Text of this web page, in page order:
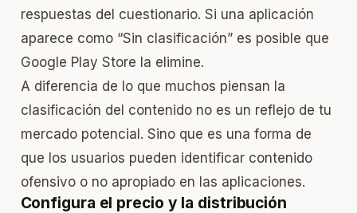
respuestas del cuestionario. Si una aplicación
aparece como “Sin clasificación” es posible que
Google Play Store la elimine.
A diferencia de lo que muchos piensan la
clasificación del contenido no es un reflejo de tu
mercado potencial. Sino que es una forma de
que los usuarios pueden identificar contenido
ofensivo o no apropiado en las aplicaciones.
Configura el precio y la distribución